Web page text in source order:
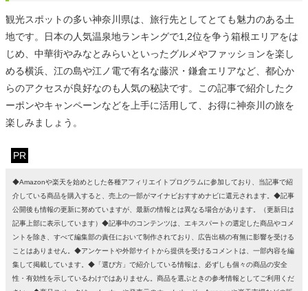
観光スポットの多い神奈川県は、旅行先としてとても魅力のある土
地です。日本の人気温泉地ランキングで1,2位を争う箱根エリアをは
じめ、中華街やみなとみらいといったグルメやファッションを楽し
める横浜、江の島や江ノ電で有名な藤沢・鎌倉エリアなど、都心か
らのアクセスが良好なのも人気の秘訣です。この記事で紹介したク
ーポンやキャンペーンなどを上手に活用して、お得に神奈川の旅を
楽しみましょう。
PR
◆Amazonや楽天を始めとした各種アフィリエイトプログラムに参加しており、当記事で紹
介している商品を購入すると、売上の一部がマイナビおすすめナビに還元されます。◆記事
公開後も情報の更新に努めていますが、最新の情報とは異なる場合があります。（更新日は
記事上部に表示しています）◆記事中のコンテンツは、エキスパートの選定した商品やコメ
ントを除き、すべて編集部の責任において制作されており、広告出稿の有無に影響を受ける
ことはありません。◆アンケートや外部サイトから提供を受けるコメントは、一部内容を編
集して掲載しています。◆「選び方」で紹介している情報は、必ずしも個々の商品の安全
性・有効性を示しているわけではありません。商品を選ぶときの参考情報としてご利用くだ